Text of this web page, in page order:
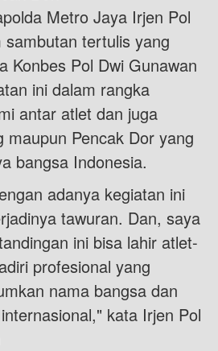
Metro Jaya Irjen Pol
sambutan tertulis yang
Konbes Pol Dwi Gunawan
ini dalam rangka
antar atlet dan juga
maupun Pencak Dor yang
bangsa Indonesia.
adanya kegiatan ini
tawuran. Dan, saya
ini bisa lahir atlet-
profesional yang
nama bangsa dan
kata Irjen Pol